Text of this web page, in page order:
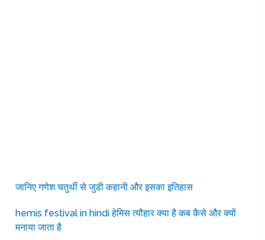
जानिए गणेश चतुर्थी से जुडी कहानी और इसका इतिहास
hemis festival in hindi हेमिस त्यौहार क्या है कब कैसे और क्यों
मनाया जाता है